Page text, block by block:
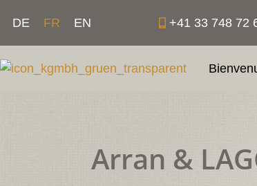
contenu
DE FR EN +41 33 748 72
Arran &